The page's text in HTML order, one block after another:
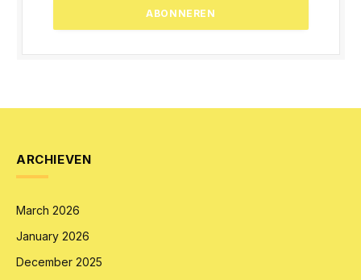
ARCHIEVEN
March 2026
January 2026
December 2025